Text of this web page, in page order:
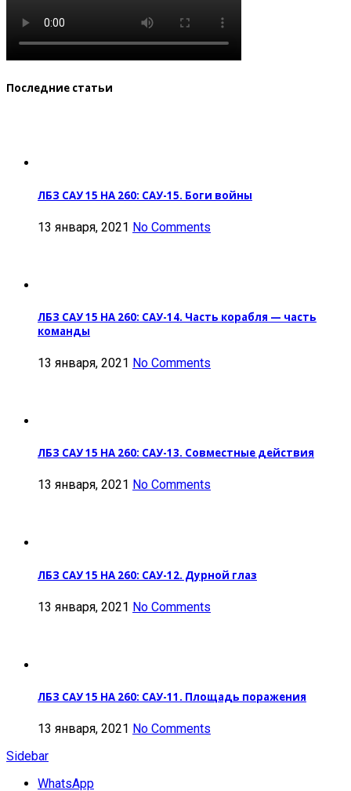
Последние статьи
ЛБЗ САУ 15 НА 260: САУ-15. Боги войны
13 января, 2021 No Comments
ЛБЗ САУ 15 НА 260: САУ-14. Часть корабля — часть
команды
13 января, 2021 No Comments
ЛБЗ САУ 15 НА 260: САУ-13. Совместные действия
13 января, 2021 No Comments
ЛБЗ САУ 15 НА 260: САУ-12. Дурной глаз
13 января, 2021 No Comments
ЛБЗ САУ 15 НА 260: САУ-11. Площадь поражения
13 января, 2021 No Comments
Sidebar
WhatsApp